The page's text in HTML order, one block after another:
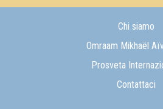
Chi siamo
Omraam Mikhaël
Prosveta
Contattaci